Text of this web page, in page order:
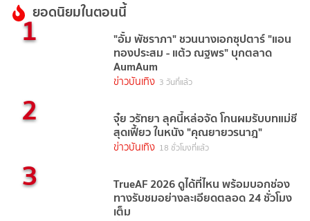
ยอดนิยมในตอนนี้
1 "อั้ม พัชราภา" ชวนนางเอกซุปตาร์ "แอน
ทองประสม - แต้ว ณฐพร" บุกตลาด
AumAum
ข่าวบันเทิง 3 วันที่แล้ว
2 จุ๋ย วรัทยา ลุคนี้หล่อจัด โกนผมรับบทแม่ชี
สุดเฟี้ยว ในหนัง "คุณยายวรนาฎ"
ข่าวบันเทิง 18 ชั่วโมงที่แล้ว
3 TrueAF 2026 ดูได้ที่ไหน พร้อมบอกช่อง
ทางรับชมอย่างละเอียดตลอด 24 ชั่วโมง
เต็ม